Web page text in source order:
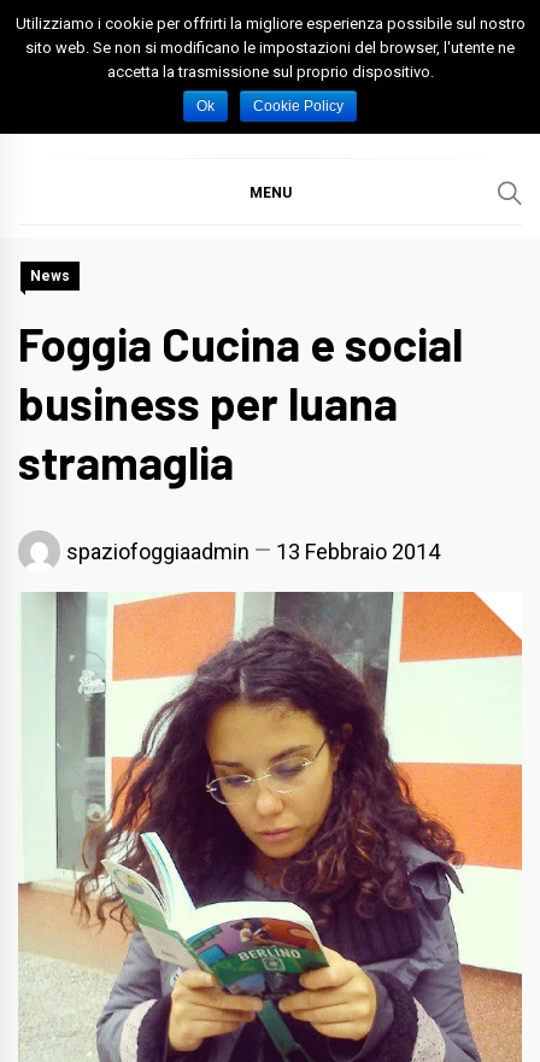
Skip
Spazio Foggia
Foggia News Calcio Eventi e Attività nella Capitanata
MENU
News
Foggia Cucina e social
business per luana
stramaglia
spaziofoggiaadmin 13 Febbraio 2014
Utilizziamo i cookie per offrirti la migliore esperienza possibile sul nostro
sito web. Se non si modificano le impostazioni del browser, l'utente ne
accetta la trasmissione sul proprio dispositivo.
Ok Cookie Policy